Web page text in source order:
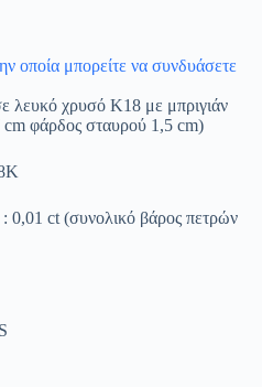
οποία μπορείτε να συνδυάσετε
λευκό χρυσό Κ18 με μπριγιάν
φάρδος σταυρού 1,5 cm)
: 0,01 ct (συνολικό βάρος πετρών